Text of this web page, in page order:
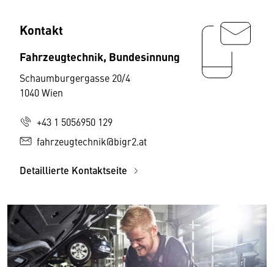
Kontakt
Fahrzeugtechnik, Bundesinnung
Schaumburgergasse 20/4
1040 Wien
+43 1 5056950 129
fahrzeugtechnik@bigr2.at
Detaillierte Kontaktseite